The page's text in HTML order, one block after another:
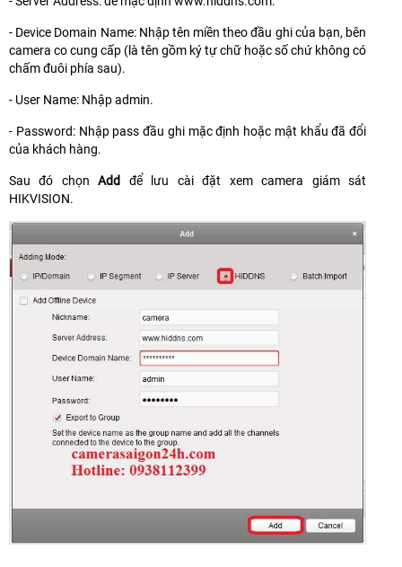
- Device Domain Name: Nhập tên miền theo đầu ghi của bạn, bên
camera co cung cấp (là tên gồm ký tự chữ hoặc số chứ không có
chấm đuôi phía sau).
- User Name: Nhập admin.
- Password: Nhập pass đầu ghi mặc định hoặc mật khẩu đã đổi
của khách hàng.
Sau đó chọnAdd
để lưu cài đặt xem camera giám sát
HIKVISION.